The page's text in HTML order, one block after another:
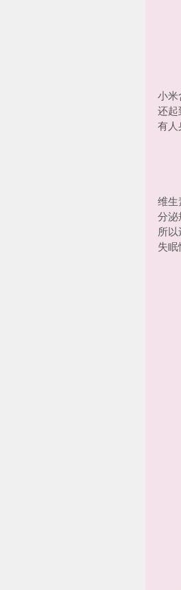
小米
还起
有人
维生
分泌
所
失眠